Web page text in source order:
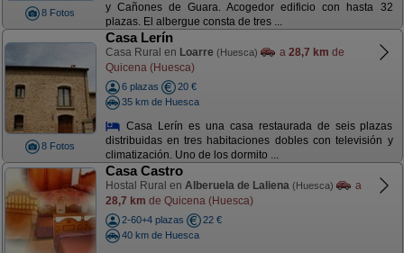
8 Fotos
y Cañones de Guara. Acogedor edificio con hasta 32
plazas. El albergue consta de tres ...
8 Fotos
Casa Lerín
Casa Rural en Loarre (Huesca) a 28,7 km de
Quicena (Huesca)
6 plazas
20 €
35 km de Huesca
Casa Lerín es una casa restaurada de seis plazas
distribuidas en tres habitaciones dobles con televisión y
climatización. Uno de los dormito ...
Casa Castro
Hostal Rural en Alberuela de Laliena (Huesca)
a
28,7 km de Quicena (Huesca)
2-60+4 plazas
22 €
40 km de Huesca